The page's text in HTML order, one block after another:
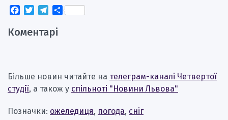
Facebook
TwitterTelegram
Поділитися
Коментарі
Більше новин читайте на телеграм-каналі Четвертої
студії, а також у спільноті "Новини Львова"
Позначки: ожеледиця, погода, сніг